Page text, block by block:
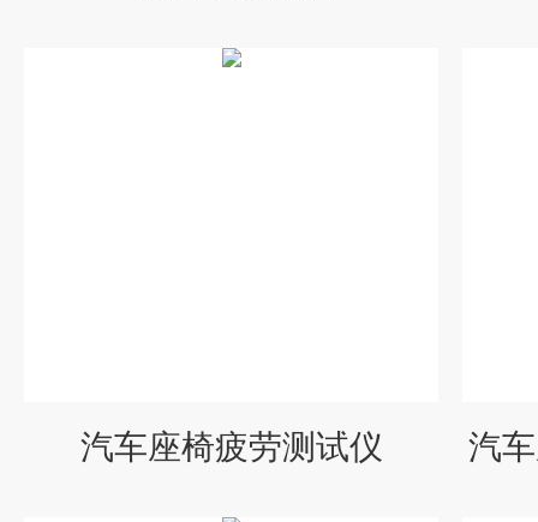
汽车座椅疲劳测试仪 汽